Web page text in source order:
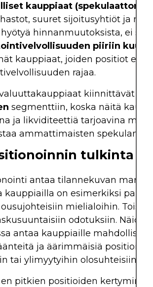
kauppiaat (spekulaattorit):
suuret sijoitusyhtiöt ja
hinnanmuutoksista, ei
piiriin
kauppiaat, joiden positiot eivät
rajaa.
kiinnittävät
segmenttiin, koska näitä
ja likviditeettiä tarjoavina
ammattimaisten
tulkinta
antaa tilannekuvan
kauppiailla on esimerkiksi
mielialoihin.
odotuksiin.
antaa kauppiaille
ja äärimmäisiä positioita,
tai ylimyytyihin olosuhteisiin.
pitkien positioiden